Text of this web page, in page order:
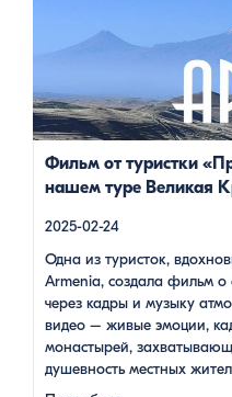
музыку атмосферу нашей
эмоции, кадры
захватывающие виды гор и
местных жителей, готовка
под завораживающие
стало настоящим
Фильм от туристки
нашем туре Великая
2025-02-24
Одна из туристок,
Armenia, создала фильм о
через кадры и музыку
видео – живые эмоции,
монастырей,
душевность местных
Путешествие под